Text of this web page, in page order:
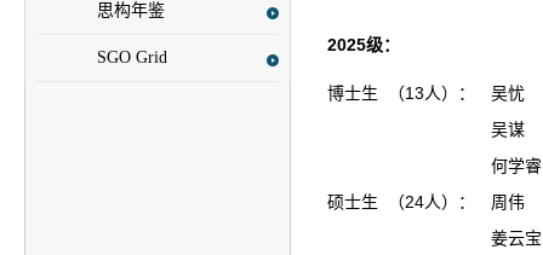
思构年鉴
SGO Grid
2025级：
博士生 （13人）：
吴忧
吴谋
何学睿
硕士生 （24人）：
周伟
姜云